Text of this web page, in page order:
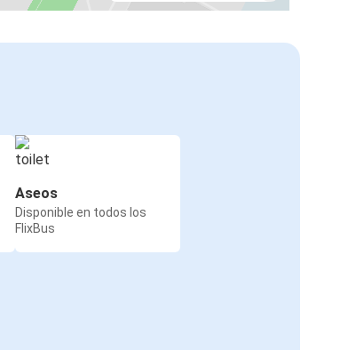
Aseos
Disponible en todos los
FlixBus